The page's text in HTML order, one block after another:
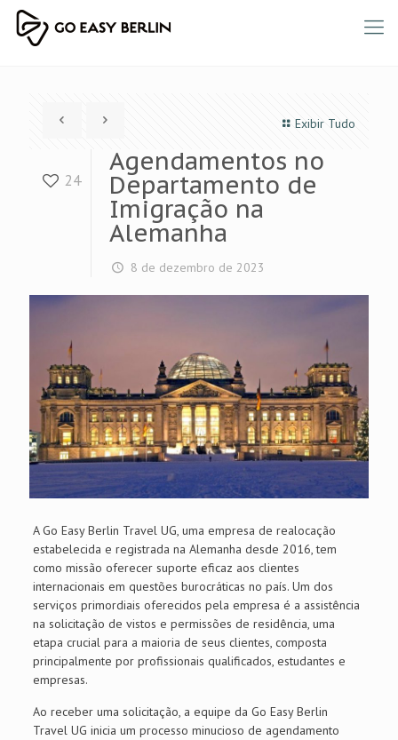
Exibir Tudo
24
Agendamentos no
Departamento de
Imigração na
Alemanha
8 de dezembro de 2023
A Go Easy Berlin Travel UG, uma empresa de realocação
estabelecida e registrada na Alemanha desde 2016, tem
como missão oferecer suporte eficaz aos clientes
internacionais em questões burocráticas no país. Um dos
serviços primordiais oferecidos pela empresa é a assistência
na solicitação de vistos e permissões de residência, uma
etapa crucial para a maioria de seus clientes, composta
principalmente por profissionais qualificados, estudantes e
empresas.
Ao receber uma solicitação, a equipe da Go Easy Berlin
Travel UG inicia um processo minucioso de agendamento